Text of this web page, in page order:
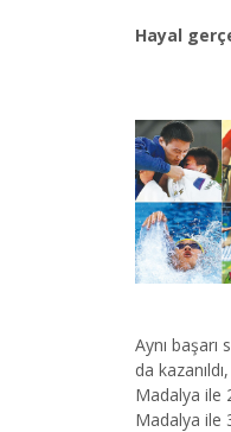
Hayal
Aynı
da
Madalya ile
Madalya ile